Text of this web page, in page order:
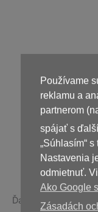
Používame
reklamu a
partnerom
spájať s
„Súhlasím“
Nastavenia
odmietnuť.
Ako Google
Zásadách
Ďalšie produkty v